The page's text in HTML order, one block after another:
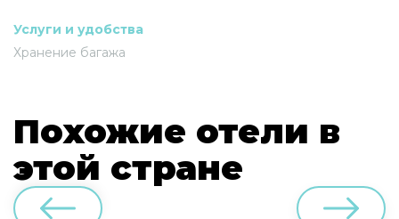
Услуги и удобства
Хранение багажа
Похожие отели в
этой стране